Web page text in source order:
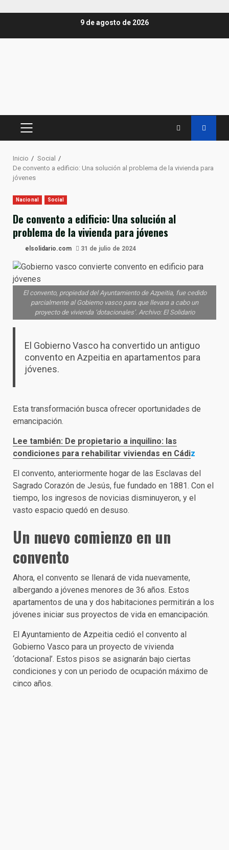
9 de agosto de 2026
MENÚ
Inicio
Social
De convento a edificio: Una solución al problema de la vivienda para
jóvenes
Nacional Social
De convento a edificio: Una solución al
problema de la vivienda para jóvenes
elsolidario.com 31 de julio de 2024
El convento, propiedad del Ayuntamiento de Azpeitia, fue cedido
parcialmente al Gobierno vasco para que llevara a cabo un
proyecto de vivienda ‘dotacionales’. Archivo: El Solidario
El Gobierno Vasco ha convertido un antiguo
convento en Azpeitia en apartamentos para
jóvenes.
Esta transformación busca ofrecer oportunidades de
emancipación.
Lee también: De propietario a inquilino: las
condiciones para rehabilitar viviendas en Cádiz
El convento, anteriormente hogar de las Esclavas del
Sagrado Corazón de Jesús, fue fundado en 1881. Con el
tiempo, los ingresos de novicias disminuyeron, y el
vasto espacio quedó en desuso.
Un nuevo comienzo en un
convento
Ahora, el convento se llenará de vida nuevamente,
albergando a jóvenes menores de 36 años. Estos
apartamentos de una y dos habitaciones permitirán a los
jóvenes iniciar sus proyectos de vida en emancipación.
El Ayuntamiento de Azpeitia cedió el convento al
Gobierno Vasco para un proyecto de vivienda
‘dotacional’. Estos pisos se asignarán bajo ciertas
condiciones y con un periodo de ocupación máximo de
cinco años.